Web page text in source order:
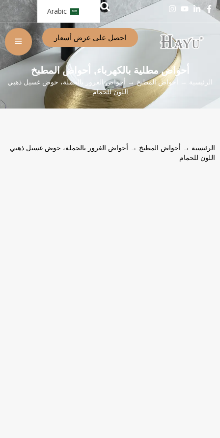
Arabic
احصل على عرض أسعار
أحواض مطلية بالكهرباء, أحواض المطبخ
الرئيسية → أحواض المطبخ → أحواض الغرور بالجملة، حوض غسيل ذهبي
اللون للحمام
الرئيسية → أحواض المطبخ → أحواض الغرور بالجملة، حوض غسيل ذهبي
اللون للحمام